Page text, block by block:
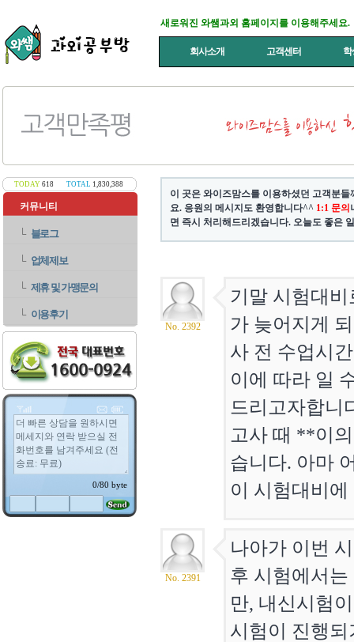
새로워진 와쌤과외 홈페이지를 이용해주세요.
회사소개 고객센터
이 곳은 와이즈맘스를 이용하셨던 고객분
요. 응원의 메시지도 환영합니다^^ 1:1 문의
면 즉시 처리해드리겠습니다. 오늘도 좋은
No. 2392
기말 시험대
가 늦어지게
사 전 수업시
이에 따라 일
드리고자합니
고사 때 **이
습니다. 아마
이 시험대비
No. 2391
나아가 이번
후 시험에서
만, 내신시험
시험이 진행
TODAY 618 TOTAL 1,830,388
커뮤니티
└ 블로그
└ 업체제보
└ 제휴 및 가맹문의
└ 이용후기